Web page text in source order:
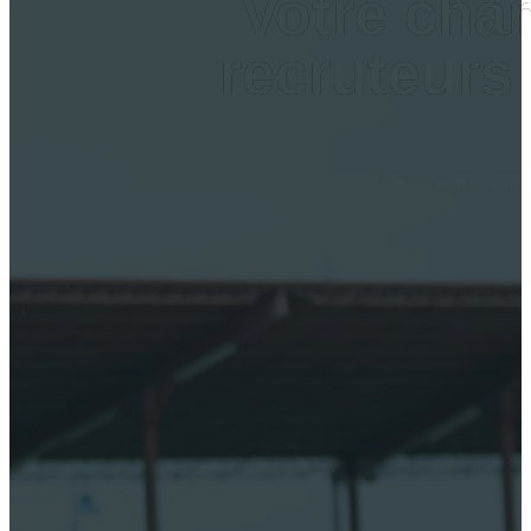
Votre